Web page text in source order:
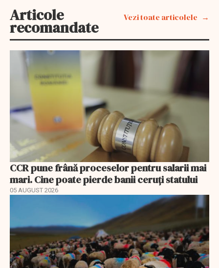
Articole
recomandate
Vezi toate articolele
CCR pune frână proceselor pentru salarii mai
mari. Cine poate pierde banii ceruți statului
05 AUGUST 2026